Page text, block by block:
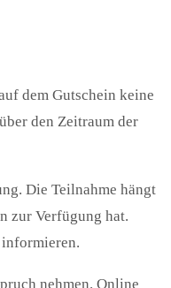
dem Gutschein keine
den Zeitraum der
Die Teilnahme hängt
zur Verfügung hat.
nehmen. Online